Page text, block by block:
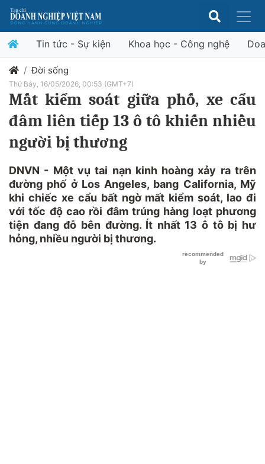
Tin tức - Sự kiện Khoa học - Công nghệ
Đời sống
Thứ Bảy, 16/05/2026, 00:53 (GMT+7)
Mất kiểm soát giữa phố, xe cẩu
đâm liên tiếp 13 ô tô khiến nhiều
người bị thương
DNVN - Một vụ tai nạn kinh hoàng xảy ra trên
đường phố ở Los Angeles, bang California, Mỹ
khi chiếc xe cẩu bất ngờ mất kiểm soát, lao đi
với tốc độ cao rồi đâm trúng hàng loạt phương
tiện đang đỗ bên đường. Ít nhất 13 ô tô bị hư
hỏng, nhiều người bị thương.